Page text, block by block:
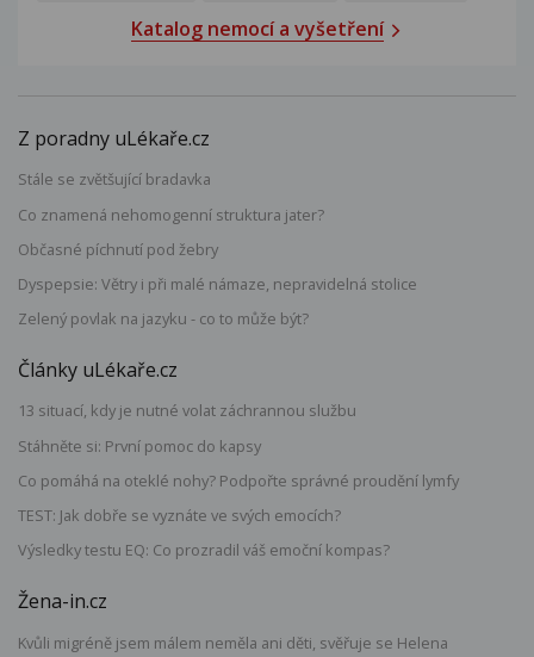
Katalog nemocí a vyšetření
Z poradny uLékaře.cz
Stále se zvětšující bradavka
Co znamená nehomogenní struktura jater?
Občasné píchnutí pod žebry
Dyspepsie: Větry i při malé námaze, nepravidelná stolice
Zelený povlak na jazyku - co to může být?
Články uLékaře.cz
13 situací, kdy je nutné volat záchrannou službu
Stáhněte si: První pomoc do kapsy
Co pomáhá na oteklé nohy? Podpořte správné proudění lymfy
TEST: Jak dobře se vyznáte ve svých emocích?
Výsledky testu EQ: Co prozradil váš emoční kompas?
Žena-in.cz
Kvůli migréně jsem málem neměla ani děti, svěřuje se Helena